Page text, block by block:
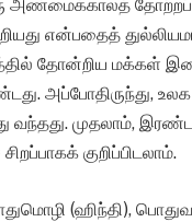
அண்மைக்காலத்
என்பதைத்
தோன்றிய மக்கள்
அப்போதிருந்து, உலக
வந்தது. முதலாம்,
குறிப்பிடலாம்.
(ஹிந்தி),